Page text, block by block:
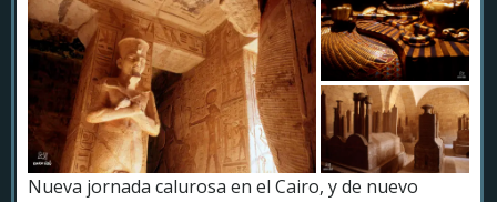
Nueva jornada calurosa en el Cairo, y de nuevo